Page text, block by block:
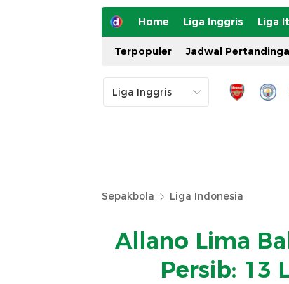
Home Liga Inggris Liga
Terpopuler Jadwal
Sepakbola Liga Indonesia
Allano Lima
Persib: 13